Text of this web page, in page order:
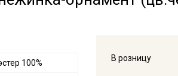
В розницу
100%